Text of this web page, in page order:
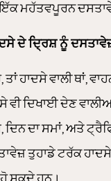
ਇੱਕ ਮਹੱਤਵਪੂਰਨ
ਦੇ ਦ੍ਰਿਸ਼ ਨੂੰ
ਹਾਦਸੇ ਵਾਲੀ ਥਾਂ,
ਵੀ ਦਿਖਾਈ ਦੇਣ
ਦਾ ਸਮਾਂ, ਅਤੇ
ਤੁਹਾਡੇ ਟਰੱਕ
ਸਕਦੇ ਹਨ।